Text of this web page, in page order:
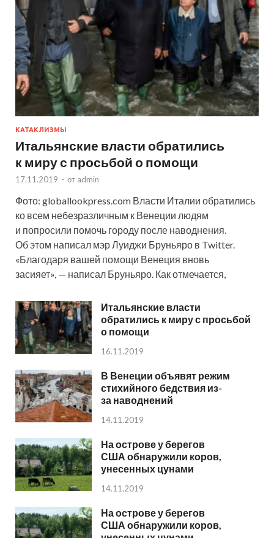
КАТАКЛИЗМЫ
Итальянские власти обратились
к миру с просьбой о помощи
17.11.2019 - от admin
Фото: globallookpress.com Власти Италии обратились
ко всем небезразличным к Венеции людям
и попросили помочь городу после наводнения.
Об этом написал мэр Луиджи Бруньяро в Twitter.
«Благодаря вашей помощи Венеция вновь
засияет», — написал Бруньяро. Как отмечается,
Итальянские власти
обратились к миру с просьбой
о помощи
16.11.2019
В Венеции объявят режим
стихийного бедствия из-
за наводнений
14.11.2019
На острове у берегов
США обнаружили коров,
унесенных цунами
14.11.2019
На острове у берегов
США обнаружили коров,